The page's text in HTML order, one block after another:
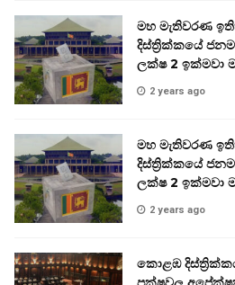
මහ මැතිවරණ
දිස්ත්‍රික්කයේ
ලක්ෂ 2 ඉක්මවා
2 years ago
මහ මැතිවරණ
දිස්ත්‍රික්කයේ
ලක්ෂ 2 ඉක්මවා
2 years ago
කොළඹ